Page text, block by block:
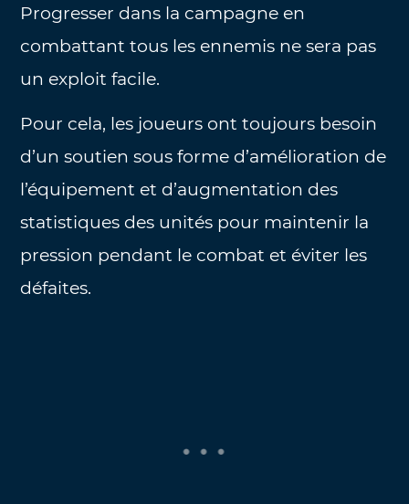
Progresser dans la campagne en
combattant tous les ennemis ne sera pas
un exploit facile.
Pour cela, les joueurs ont toujours besoin
d’un soutien sous forme d’amélioration de
l’équipement et d’augmentation des
statistiques des unités pour maintenir la
pression pendant le combat et éviter les
défaites.